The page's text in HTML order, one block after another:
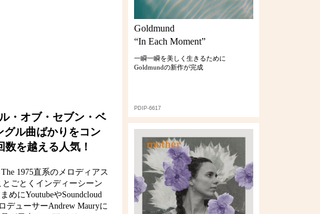
・オブ・セブン・ベ
グル曲ばかりをコン
を越える人気！
1975直系のメロディアス
ごとくインディーシーン
にYoutubeやSoundcloud
デューサーAndrew Mauryに
Goldmund
“In Each Moment”
一瞬一瞬を美しく生きるために
Goldmundの新作が完成
PDIP-6617